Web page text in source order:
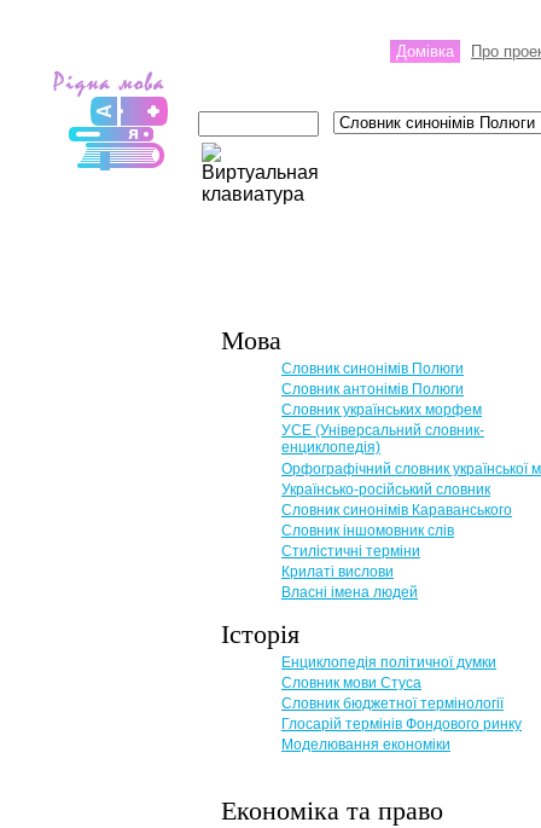
Домівка Про
Мова
Словник синонімів Полюги
Словник антонімів Полюги
Словник українських морфем
УСЕ (Універсальний словник-
енциклопедія)
Орфографічний словник української
Українсько-російський словник
Словник синонімів Караванського
Словник іншомовник слів
Стилістичні терміни
Крилаті вислови
Власні імена людей
Історія
Енциклопедія політичної думки
Словник мови Стуса
Словник бюджетної термінології
Глосарій термінів Фондового ринку
Моделювання економіки
Економіка та право